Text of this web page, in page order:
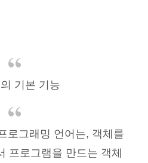
기본 기능
로그래밍 언어는, 객체를
프로그램을 만드는 객체